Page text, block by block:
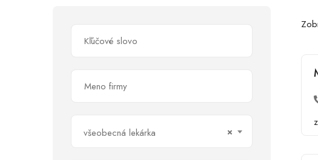
×
všeobecná lekárka